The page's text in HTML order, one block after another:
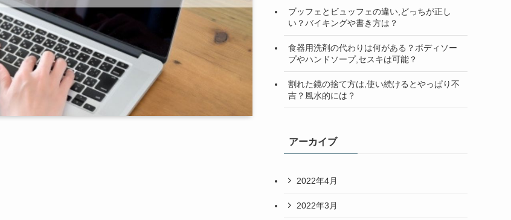
ブッフェとビュッフェの違い,どっちが正し
い？バイキングや書き方は？
食器用洗剤の代わりは何がある？ボディソー
プやハンドソープ,セスキは可能？
割れた鏡の捨て方は,使い続けるとやっぱり不
吉？風水的には？
アーカイブ
2022年4月
2022年3月